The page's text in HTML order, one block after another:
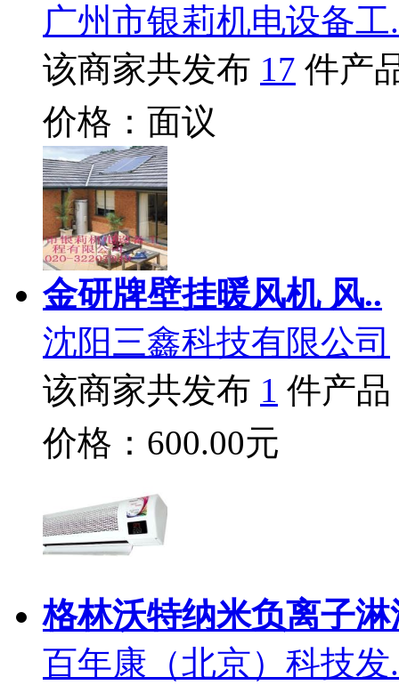
广州市银莉机电设备工
该商家共发布 17 件产
价格：面议
金研牌壁挂暖风机 风..
沈阳三鑫科技有限公司
该商家共发布 1 件产品
价格：600.00元
格林沃特纳米负离子淋
百年康（北京）科技发